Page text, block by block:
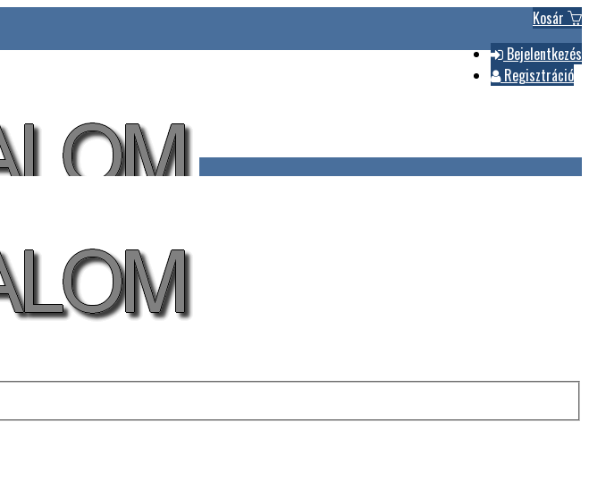
Kosár
Bejelentkezés
Regisztráció